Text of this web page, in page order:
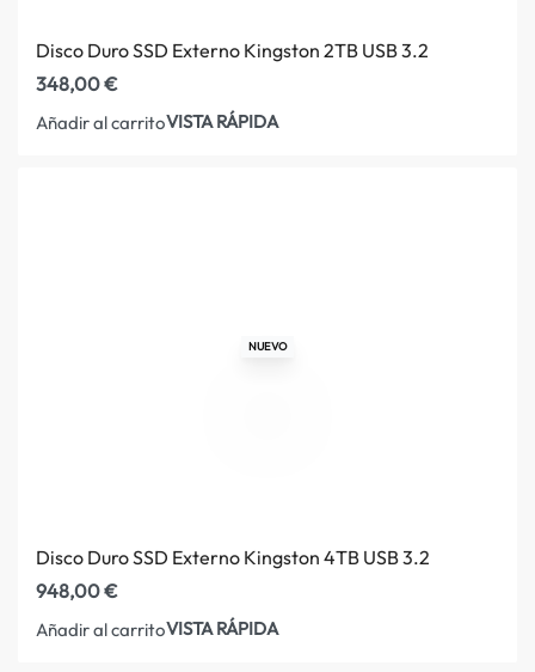
Disco Duro SSD Externo Kingston 2TB USB 3.2
348,00€
Añadir al carritoVISTA RÁPIDA
NUEVO
Disco Duro SSD Externo Kingston 4TB USB 3.2
948,00€
Añadir al carritoVISTA RÁPIDA